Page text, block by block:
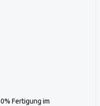
Fertigung im